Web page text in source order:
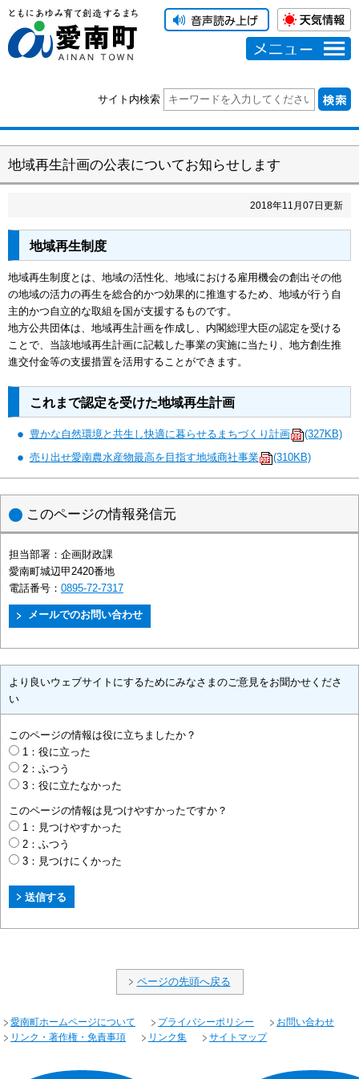
メニュー
サイト内検索
地域再生計画の公表についてお知らせします
2018年11 月 07 日更新
地域再生制度
地域再生制度とは、地域の活性化、地域における雇用機会の創出その他
の地域の活力の再生を総合的かつ効果的に推進するため、地域が行う自
主的かつ自立的な取組を国が支援するものです。
地方公共団体は、地域再生計画を作成し、内閣総理大臣の認定を受ける
ことで、当該地域再生計画に記載した事業の実施に当たり、地方創生推
進交付金等の支援措置を活用することができます。
これまで認定を受けた地域再生計画
豊かな自然環境と共生し快適に暮らせるまちづくり計画
(327KB)
売り出せ愛南農水産物最高を目指す地域商社事業
(310KB)
このページの情報発信元
担当部署： 企画財政課
愛南町城辺甲2420番地
電話番号： 0895-72-7317
より良いウェブサイトにするためにみなさまのご意見をお聞かせくださ
い
このページの情報は役に立ちましたか？
1：役に立った
2：ふつう
3：役に立たなかった
このページの情報は見つけやすかったですか？
1：見つけやすかった
2：ふつう
3：見つけにくかった
ページの先頭へ戻る
愛南町ホームページについて プライバシーポリシー
お問い合わせ
リンク・著作権・免責事項
リンク集 サイトマップ